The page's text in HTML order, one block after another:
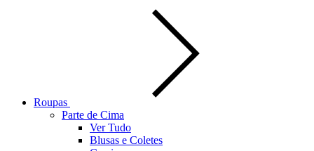
Roupas
Parte de Cima
Ver Tudo
Blusas e Coletes